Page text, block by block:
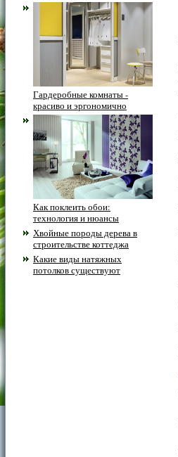
Гардеробные комнаты -
красиво и эргономично
Как поклеить обои:
технология и нюансы
Хвойные породы дерева в
строительстве коттеджа
Какие виды натяжных
потолков существуют